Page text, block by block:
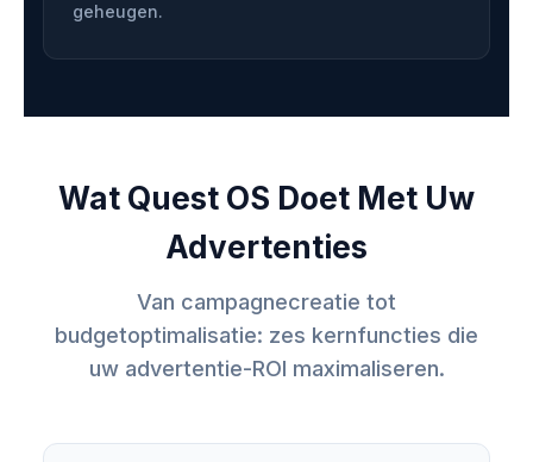
geheugen.
Wat Quest OS Doet Met Uw
Advertenties
Van campagnecreatie tot
budgetoptimalisatie: zes kernfuncties die
uw advertentie-ROI maximaliseren.